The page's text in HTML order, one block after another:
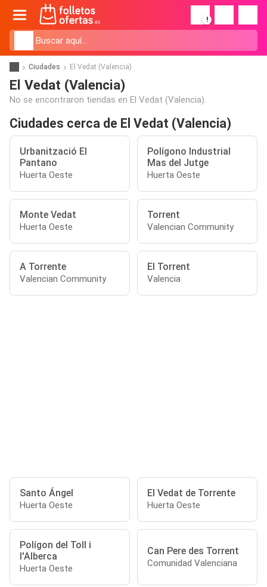
!
Ciudades El Vedat (Valencia)
El Vedat (Valencia)
No se encontraron tiendas en El Vedat (Valencia).
Ciudades cerca de El Vedat (Valencia)
Urbanització El
Pantano
Huerta Oeste
Polígono Industrial
Mas del Jutge
Huerta Oeste
Monte Vedat
Huerta Oeste
Torrent
Valencian Community
A Torrente
Valencian Community
El Torrent
Valencia
Santo Ángel
Huerta Oeste
El Vedat de Torrente
Huerta Oeste
Polígon del Toll i
l'Alberca
Huerta Oeste
Can Pere des Torrent
Comunidad Valenciana